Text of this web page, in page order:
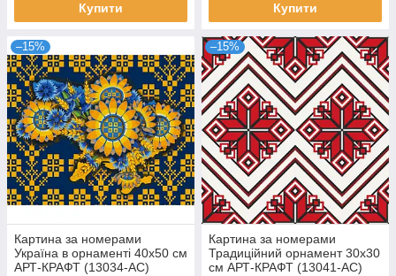
Купити Купити
–15%
Картина за номерами
Україна в орнаменті 40х50 см
АРТ-КРАФТ (13034-AC)
–15%
Картина за номерами
Традиційний орнамент 30х30
см АРТ-КРАФТ (13041-AC)